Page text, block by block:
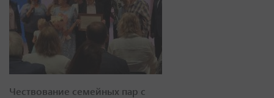
Чествование семейных пар с